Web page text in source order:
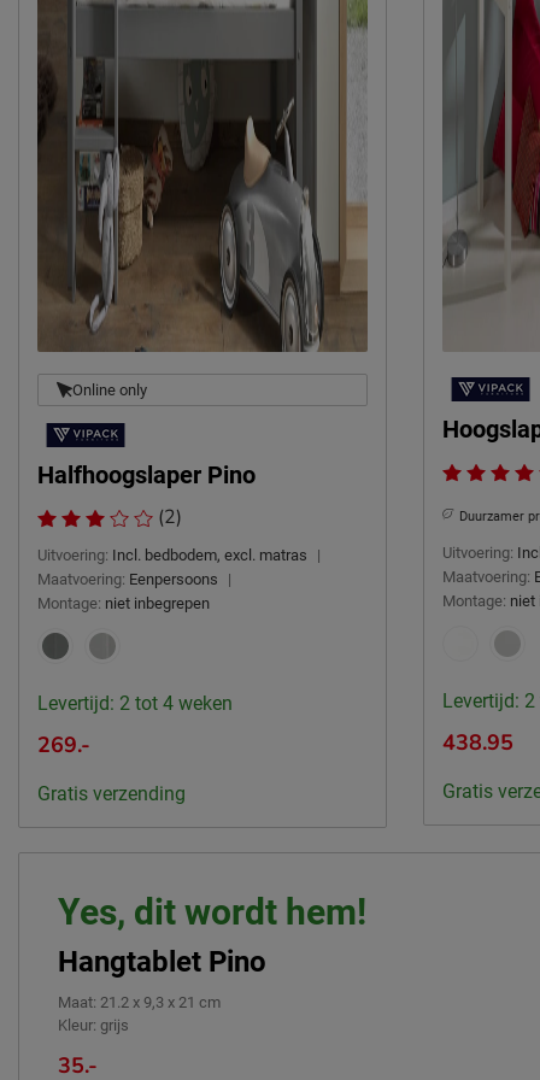
Online only
Halfhoogslaper Pino
(2)
Uitvoering: Incl. bedbodem, excl. matras
|
Maatvoering: Eenpersoons
|
Montage: niet inbegrepen
Levertijd: 2 tot 4 weken
269.-
Gratis verzending
Duurzamer
Uitvoering:
Maatvoering:
Montage: niet
Levertijd:
438.95
Gratis
Yes, dit wordt hem!
Hangtablet Pino
Maat: 21.2 x 9,3 x 21 cm
Kleur: grijs
35.-